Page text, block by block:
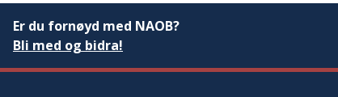
Er du fornøyd med NAOB?
Bli med og bidra!